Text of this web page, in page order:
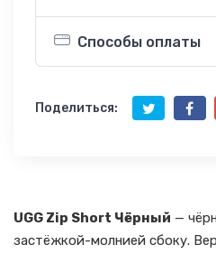
Способы оплаты
Поделиться:
UGG Zip Short Чёрный —
застёжкой-молнией сбоку.